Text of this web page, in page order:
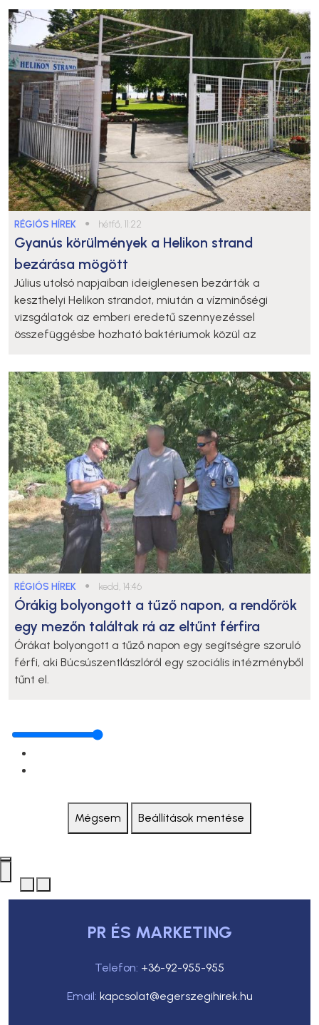
RÉGIÓS HÍREK ● hétfő, 11:22
Gyanús körülmények a Helikon strand
bezárása mögött
Július utolsó napjaiban ideiglenesen bezárták a
keszthelyi Helikon strandot, miután a vízminőségi
vizsgálatok az emberi eredetű szennyezéssel
összefüggésbe hozható baktériumok közül az
RÉGIÓS HÍREK ● kedd, 14:46
Órákig bolyongott a tűző napon, a rendőrök
egy mezőn találtak rá az eltűnt férfira
Órákat bolyongott a tűző napon egy segítségre szoruló
férfi, aki Búcsúszentlászlóról egy szociális intézményből
tűnt el.
Mégsem Beállítások mentése
PR ÉS MARKETING
Telefon: +36-92-955-955
Email: kapcsolat@egerszegihirek.hu